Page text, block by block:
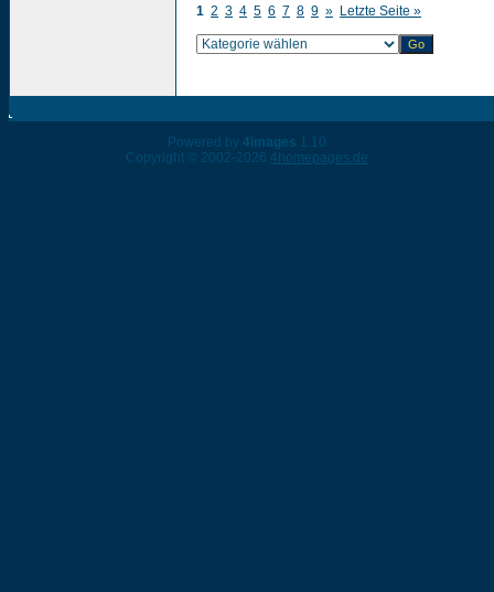
1 2 3 4 5 6 7 8 9 » Letzte Seite »
Powered by 4images 1.10
Copyright © 2002-2026 4homepages.de